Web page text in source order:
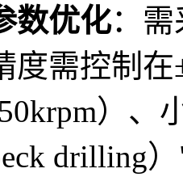
数优化：需
度需控制
）、
drilling